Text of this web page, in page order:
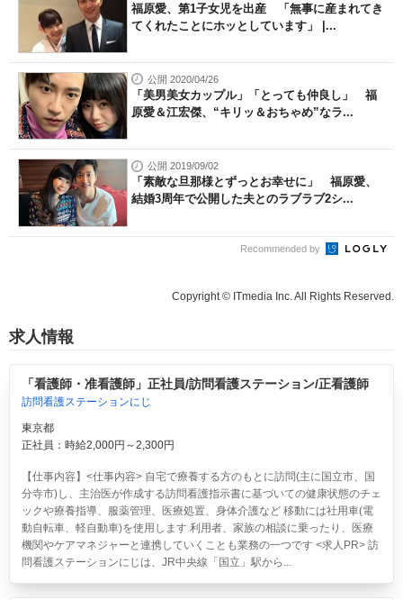
福原愛、第1子女児を出産 「無事に産まれてき
てくれたことにホッとしています」 |...
公開 2020/04/26
「美男美女カップル」「とっても仲良し」 福
原愛＆江宏傑、“キリッ＆おちゃめ”なラ...
公開 2019/09/02
「素敵な旦那様とずっとお幸せに」 福原愛、
結婚3周年で公開した夫とのラブラブ2シ...
Recommended by
Copyright © ITmedia Inc. All Rights Reserved.
求人情報
「看護師・准看護師」正社員/訪問看護ステーション/正看護師
訪問看護ステーションにじ
東京都
正社員：時給2,000円～2,300円
【仕事内容】<仕事内容> 自宅で療養する方のもとに訪問(主に国立市、国
分寺市)し、主治医が作成する訪問看護指示書に基づいての健康状態のチェ
ックや療養指導、服薬管理、医療処置、身体介護など 移動には社用車(電
動自転車、軽自動車)を使用します 利用者、家族の相談に乗ったり、医療
機関やケアマネジャーと連携していくことも業務の一つです <求人PR> 訪
問看護ステーションにじは、JR中央線「国立」駅から...